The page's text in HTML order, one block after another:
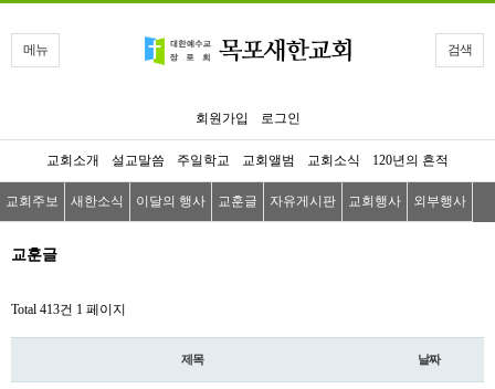
메뉴 검색
회원가입 로그인
교회소개 설교말씀 주일학교 교회앨범 교회소식 120년의 흔적
교회주보 새한소식 이달의 행사 교훈글 자유게시판 교회행사 외부행사
교훈글
Total 413건 1 페이지
제목 날짜